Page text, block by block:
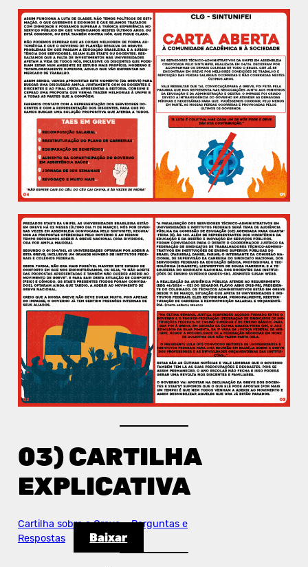
03) CARTILHA
EXPLICATIVA
Cartilha sobre a Greve – Perguntas e
Respostas
Baixar